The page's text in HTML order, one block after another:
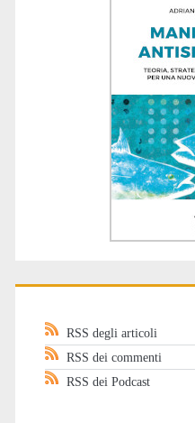
RSS degli articoli
RSS dei commenti
RSS dei Podcast